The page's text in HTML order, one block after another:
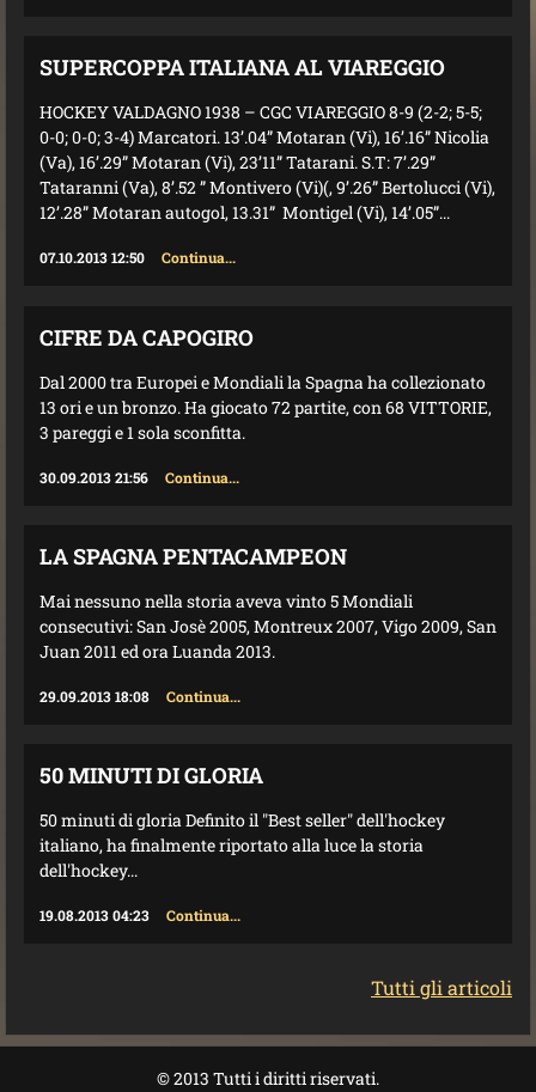
SUPERCOPPA ITALIANA AL VIAREGGIO
HOCKEY VALDAGNO 1938 – CGC VIAREGGIO 8-9 (2-2; 5-5;
0-0; 0-0; 3-4) Marcatori. 13’.04” Motaran (Vi), 16’.16” Nicolia
(Va), 16’.29” Motaran (Vi), 23’11” Tatarani. S.T: 7’.29”
Tataranni (Va), 8’.52 ” Montivero (Vi)(, 9’.26” Bertolucci (Vi),
12’.28” Motaran autogol, 13.31” Montigel (Vi), 14’.05”...
07.10.2013 12:50 Continua...
CIFRE DA CAPOGIRO
Dal 2000 tra Europei e Mondiali la Spagna ha collezionato
13 ori e un bronzo. Ha giocato 72 partite, con 68 VITTORIE,
3 pareggi e 1 sola sconfitta.
30.09.2013 21:56 Continua...
LA SPAGNA PENTACAMPEON
Mai nessuno nella storia aveva vinto 5 Mondiali
consecutivi: San Josè 2005, Montreux 2007, Vigo 2009, San
Juan 2011 ed ora Luanda 2013.
29.09.2013 18:08 Continua...
50 MINUTI DI GLORIA
50 minuti di gloria Definito il "Best seller" dell'hockey
italiano, ha finalmente riportato alla luce la storia
dell'hockey...
19.08.2013 04:23 Continua...
Tutti gli articoli
© 2013 Tutti i diritti riservati.